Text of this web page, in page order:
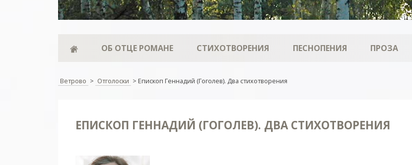
ОБ ОТЦЕ РОМАНЕ СТИХОТВОРЕНИЯ ПЕСНОПЕНИЯ ПРОЗА
Ветрово > Отголоски > Епископ Геннадий (Гоголев). Два стихотворения
ЕПИСКОП ГЕННАДИЙ (ГОГОЛЕВ). ДВА СТИХОТВОРЕНИЯ